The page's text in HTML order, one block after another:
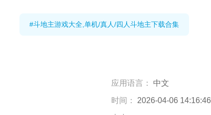
#斗地主游戏大全,单机/真人/四人斗地主下载合集
应用语言： 中文
时间： 2026-04-06 14:16:46